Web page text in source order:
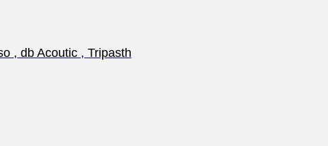
, db Acoutic , Tripasth